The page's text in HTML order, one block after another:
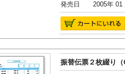
発売日 2005年 01
振替伝票２枚綴り